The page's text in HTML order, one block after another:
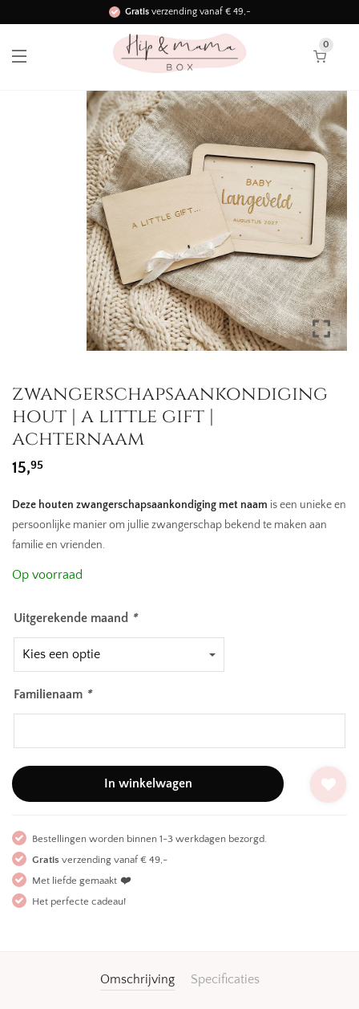
Gratisverzending vanaf € 49,-
Binnen 3 werkdagen in huis!
0
zwangerschapsaankondiging
hout | a little gift |
achternaam
15,95
Deze houten zwangerschapsaankondiging met naam is een unieke en
persoonlijke manier om jullie zwangerschap bekend te maken aan
familie en vrienden.
Op voorraad
Uitgerekende maand *
Familienaam *
In winkelwagen
Bestellingen worden binnen 1-3 werkdagen bezorgd.
Gratis verzending vanaf € 49,-
Met liefde gemaakt ❤️
Het perfecte cadeau!
Omschrijving Specificaties